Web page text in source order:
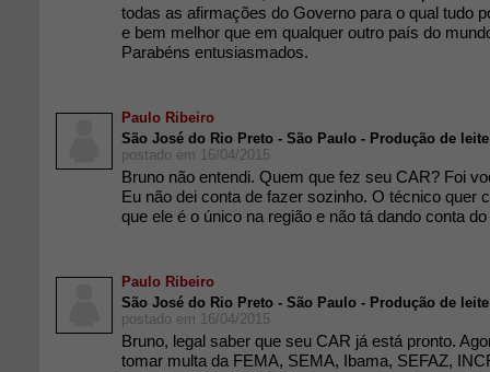
todas as afirmações do Governo para o qual tudo
e bem melhor que em qualquer outro país do
Parabéns entusiasmados.
Paulo Ribeiro
São José do Rio Preto - São Paulo - Produção de leite
postado em 16/04/2015
Bruno não entendi. Quem que fez seu CAR? Foi
Eu não dei conta de fazer sozinho. O técnico quer
que ele é o único na região e não tá dando conta
Paulo Ribeiro
São José do Rio Preto - São Paulo - Produção de leite
postado em 16/04/2015
Bruno, legal saber que seu CAR já está pronto.
tomar multa da FEMA, SEMA, Ibama, SEFAZ,